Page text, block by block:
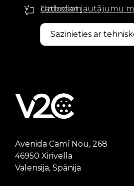
Uzdodiet jautājumu mūsu IA čatbotam
Sazinieties ar
Avenida Camí Nou, 268
46950 Xirivella
Valensija, Spānija